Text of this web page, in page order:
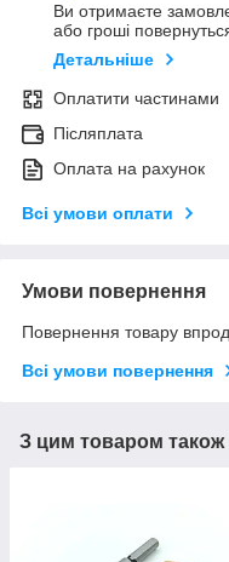
Ви отримаєте
або гроші
Детальніше
Оплатити частинами
Післяплата
Оплата на рахунок
Всі умови оплати
Умови повернення
Повернення товару
Всі умови повернення
З цим товаром